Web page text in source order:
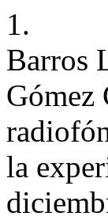
1.
Barros
Gómez
la